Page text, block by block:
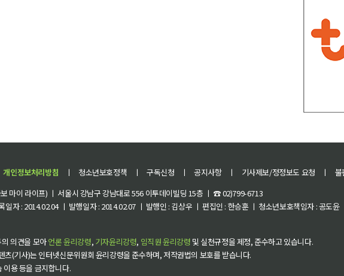
개인정보처리방침 ㅣ 청소년보호정책 ㅣ 구독신청 ㅣ 공지사항 ㅣ 기사제보/정정보도 요청 ㅣ 불
마이 라이프) ㅣ 서울시 강남구 강남대로 556 이투데이빌딩 15층 ㅣ ☎ 02)799-6713
일자 : 2014.02.04 ㅣ 발행일자 : 2014.02.07 ㅣ 발행인 : 김상우 ㅣ 편집인 : 한승훈 ㅣ 청소년보호책임자 : 공도윤
의견을 모아언론 윤리강령, 기자윤리강령, 임직원 윤리강령 및 실천규정을 제정, 준수하고 있습니다.
츠(기사)는 인터넷신문위원회 윤리강령을 준수하며, 저작권법의 보호를 받습니다.
이용 등을 금지합니다.